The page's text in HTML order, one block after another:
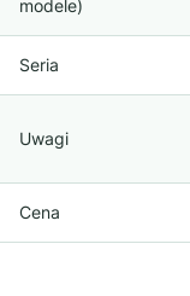
modele)
Seria
Uwagi
Cena